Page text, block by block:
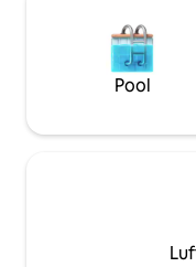
Pool